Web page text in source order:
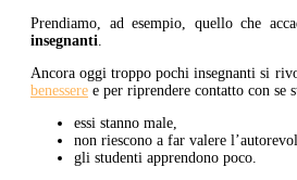
Prendiamo, ad esempio, quello che
insegnanti
Ancora oggi troppo pochi insegnanti si
benessere e per riprendere contatto con se
essi stanno male,
non riescono a far valere
gli studenti apprendono poco.